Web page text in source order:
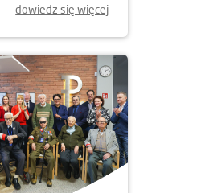
dowiedz się więcej